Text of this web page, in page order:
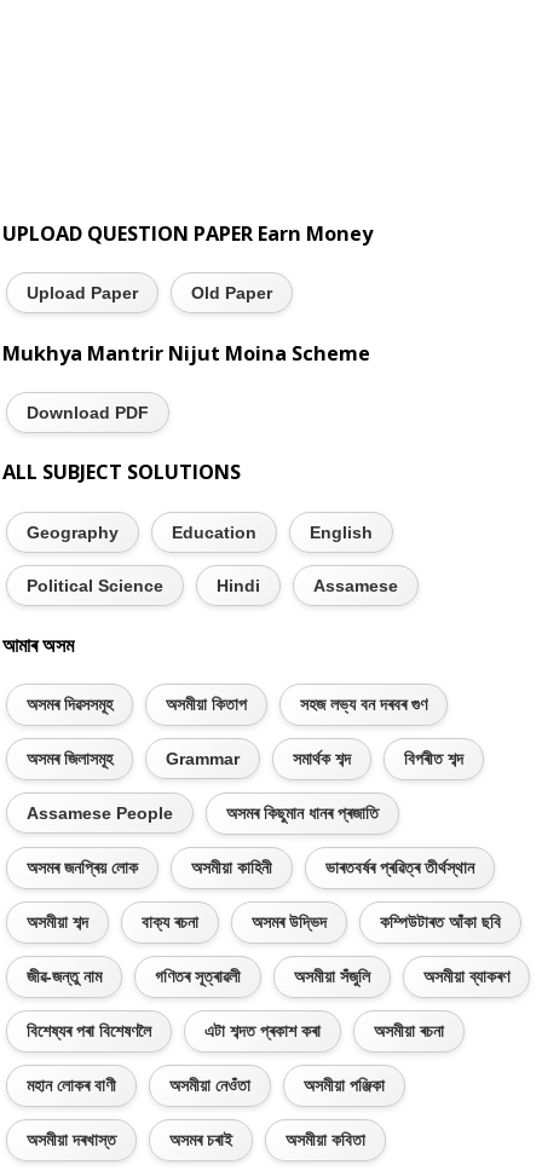
UPLOAD QUESTION PAPER Earn Money
Upload Paper Old Paper
Mukhya Mantrir Nijut Moina Scheme
Download PDF
ALL SUBJECT SOLUTIONS
Geography Education English
Political Science Hindi Assamese
আমাৰ অসম
অসমৰ দিৱসসমূহ অসমীয়া কিতাপ সহজ লভ্য বন দৰবৰ গুণ
অসমৰ জিলাসমূহ Grammar সমাৰ্থক শব্দ বিপৰীত শব্দ
Assamese People অসমৰ কিছুমান ধানৰ প্ৰজাতি
অসমৰ জনপ্ৰিয় লোক অসমীয়া কাহিনী ভাৰতবৰ্ষৰ প্ৰৱিত্ৰ তীৰ্থস্থান
অসমীয়া শব্দ বাক্য ৰচনা অসমৰ উদ্ভিদ কম্পিউটাৰত আঁকা ছবি
জীৱ-জন্তু নাম গণিতৰ সূত্ৰাৱলী অসমীয়া সঁজুলি অসমীয়া ব্যাকৰণ
বিশেষ্যৰ পৰা বিশেষণলৈ এটা শব্দত প্ৰকাশ কৰা অসমীয়া ৰচনা
মহান লোকৰ বাণী অসমীয়া নেওঁতা অসমীয়া পঞ্জিকা
অসমীয়া দৰখাস্ত অসমৰ চৰাই অসমীয়া কবিতা